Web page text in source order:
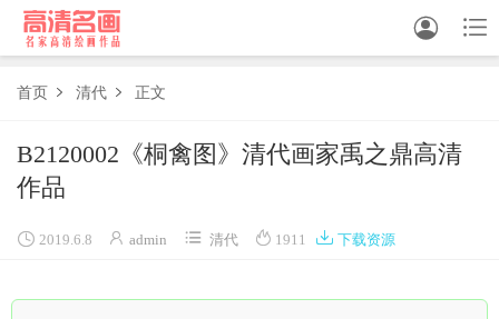


中国画
油画
白描
首页  清代  正文
B2120002《桐禽图》清代画家禹之鼎高清
作品
 2019.6.8  admin  清代  1911  下载资源